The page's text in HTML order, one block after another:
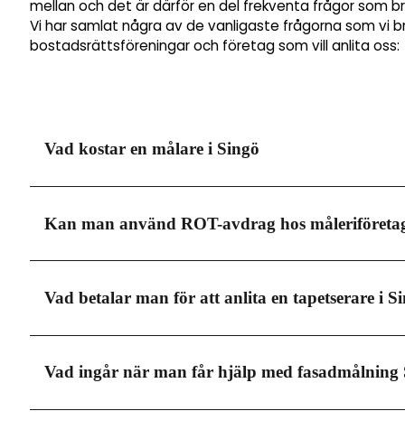
mellan och det är därför en del frekventa frågor som
Vi har samlat några av de vanligaste frågorna som vi
bostadsrättsföreningar och företag som vill anlita oss:
Vad kostar en målare i Singö
Målare i Singö tar lite olika pris beroende på vilken
mycket som mellan 600-700 kronor i timmen. Men i
och det är viktigt att du anlitar en seriös firma, där
Kan man använd ROT-avdrag hos
Måleri i Singö erbjuder dig möjligheten att göra
av tjänster. Detta är också någonting som
däremot vara värt att nämna till vald målerifirma
Vad betalar man för att anlita en tapetserare i
Den totala kostnaden för att få tapeten
000-4 000 kronor. Men utöver detta behöver du
materialkostnader. Det är därför flera faktorer som
Vad ingår när man får hjälp med fasadmålning